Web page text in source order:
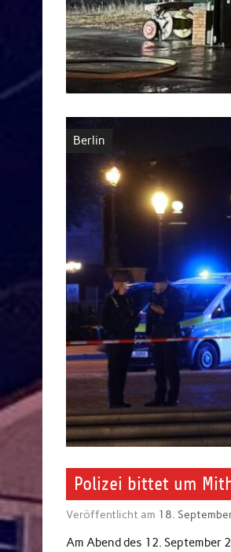
Berlin
Polizei bittet um
Veröffentlicht am 18.
Am Abend des 12.